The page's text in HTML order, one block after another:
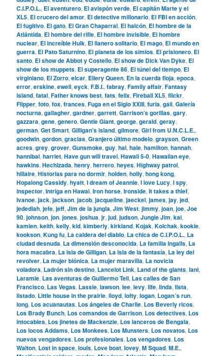
C.I.P.O.L., El aventurero, El avispón verde, El capitán Marte y el
XL5, El crucero del amor, El detective millonario, El FBI en acción,
El fugitivo, El gato, El Gran Chaparral, El halcón, El hombre de la
Atlántida, El hombre del rifle, El hombre invisible, El hombre
nuclear, El increíble Hulk, El llanero solitario, El mago, El mundo en
guerra, El Pato Saturnino, El planeta de los simios, El prisionero, El
santo, El show de Abbot y Costello, El show de Dick Van Dyke, El
show de los muppets, El superagente 86, El túnel del tiempo, El
virginiano, El Zorro,elcar, Ellery Queen, En la cuerda floja,epoca,
error,erskine,ewell,eyck,F.B.I.,fabray,Family affair,Fantasy
island,fatal,Father knows best,fats,felix,Fireball XL5,flickr,
Flipper,foto,fox,frances,Fuga en el Siglo XXIII,furia,gail,Galería
nocturna,gallagher,gardner,garrett,Garrison’s gorillas,gary,
gazzara,gene,genero,Gentle Giant,george,gerald,geray,
german,Get Smart,Gilligan’s island,gilmore,Girl from U.N.C.L.E.,
goodwin,gordon,gracias,Granjero último modelo,grayson,Green
acres,grey,grover,Gunsmoke,guy,hal,hale,hamilton,hannah,
hannibal,harriet,Have gun will travel,Hawaii 5-0,Hawaiian eye,
hawkins,Hechizada,henry,herrero,heyes,Highway patrol,
hillaire,Historias para no dormir,holden,holly,hong kong,
Hopalong Cassidy,hyatt,I dream of Jeannie,I love Lucy,I spy,
inspector,Intriga en Hawai,Iron horse,Ironside,It takes a thief,
Ivanoe,jack,jackson,jacob,jacqueline,jaeckel,james,jay,jed,
jedediah,jefe,jeff,Jim de la jungla,Jim West,jimmy,joan,joe,Joe
90,johnson,jon,jones,joshua,jr,jud,judson,Jungle Jim,kai,
kamien,keith,kelly,kid,kimberly,kirkland,Kojak,Kolchak,kookie,
kookson,Kung fu, La caldera del diablo, La chica de C.I.P.O.L., La
ciudad desnuda, La dimensión desconocida, La familia Ingalls, La
hora macabra, La isla de Gilligan, La isla de la fantasía, La ley del
revolver, La mujer biónica, La mujer maravilla, La novicia
voladora, Ladrón sin destino, Lancelot Link, Land of the giants,lani,
Laramie, Las aventuras de Guillermo Tell, Las calles de San
Francisco, Las Vegas, Lassie,lawson,lee,levy,life,linda,lista,
listado, Little house in the prairie,lloyd,lofty,logan, Logan´s run,
long, Los acuanautas, Los ángeles de Charlie, Los Beverly ricos,
Los Brady Bunch, Los comandos de Garrison, Los detectives, Los
intocables, Los jinetes de Mackenzie, Los lanceros de Bengala,
Los locos Addams, Los Monkees, Los Munsters, Los novatos, Los
nuevos vengadores, Los profesionales, Los vengadores, Los
Walton, Lost in space,louis, Love boat,lovey,M Squad,M.E.,